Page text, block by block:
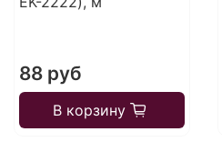
88 руб
В корзину